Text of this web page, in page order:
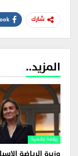
شارك
المزيد..
رياضة عالمية